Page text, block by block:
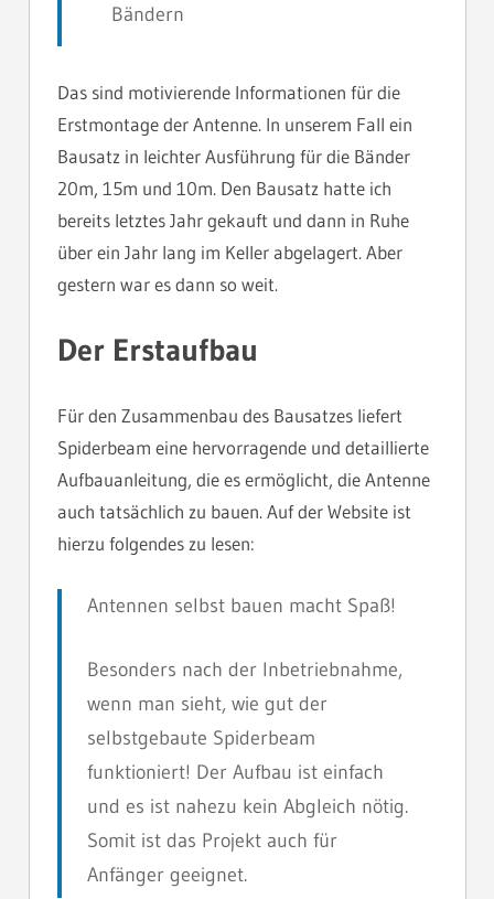
Bändern
Das sind motivierende Informationen für die
Erstmontage der Antenne. In unserem Fall ein
Bausatz in leichter Ausführung für die Bänder
20m, 15m und 10m. Den Bausatz hatte ich
bereits letztes Jahr gekauft und dann in Ruhe
über ein Jahr lang im Keller abgelagert. Aber
gestern war es dann so weit.
Der Erstaufbau
Für den Zusammenbau des Bausatzes liefert
Spiderbeam eine hervorragende und detaillierte
Aufbauanleitung, die es ermöglicht, die Antenne
auch tatsächlich zu bauen. Auf der Website ist
hierzu folgendes zu lesen:
Antennen selbst bauen macht Spaß!
Besonders nach der Inbetriebnahme,
wenn man sieht, wie gut der
selbstgebaute Spiderbeam
funktioniert! Der Aufbau ist einfach
und es ist nahezu kein Abgleich nötig.
Somit ist das Projekt auch für
Anfänger geeignet.